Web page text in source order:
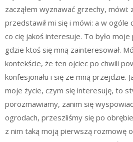
zacząłem wyznawać grzechy, mówi:
przedstawił mi się i mówi: a w
co cię jakoś interesuje. To było
gdzie ktoś się mną zainteresował.
kontekście, że ten ojciec po chwili
konfesjonału i się ze mną przejdzie.
moje życie, czym się interesuję, to
porozmawiamy, zanim się
ogrodach, przeszliśmy się po
z nim taką moją pierwszą rozmowę